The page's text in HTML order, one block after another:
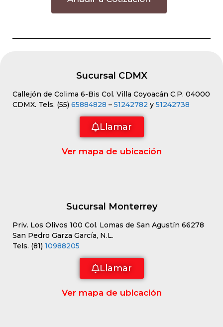
Sucursal CDMX
Callejón de Colima 6-Bis Col. Villa Coyoacán C.P. 04000
CDMX. Tels. (55) 65884828 – 51242782 y 51242738
Llamar
Ver mapa de ubicación
Sucursal Monterrey
Priv. Los Olivos 100 Col. Lomas de San Agustín 66278
San Pedro Garza García, N.L.
Tels. (81) 10988205
Llamar
Ver mapa de ubicación